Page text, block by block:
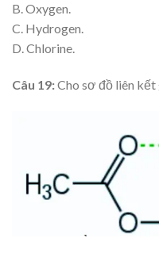
B. Oxygen.
C. Hydrogen.
D. Chlorine.
Câu 19:Cho sơ đồ liên